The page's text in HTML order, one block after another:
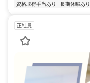
資格取得手当あり
長期休暇あり
正社員